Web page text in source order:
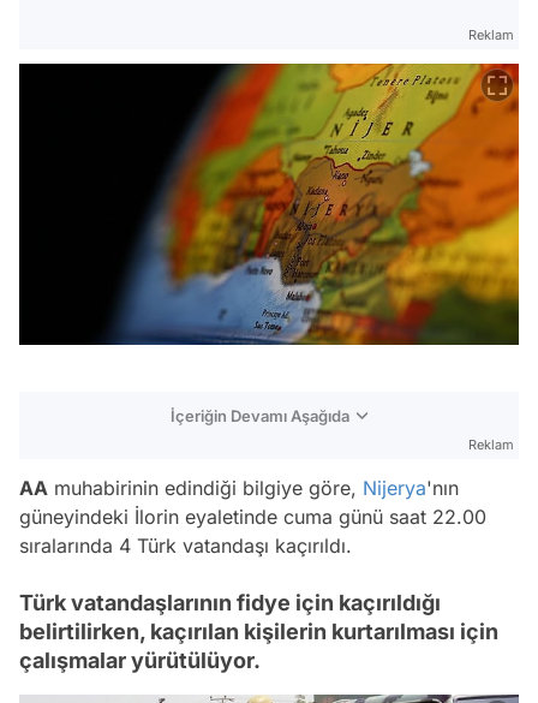
Reklam
İçeriğin Devamı Aşağıda
Reklam
AA muhabirinin edindiği bilgiye göre, Nijerya'nın
güneyindeki İlorin eyaletinde cuma günü saat 22.00
sıralarında 4 Türk vatandaşı kaçırıldı.
Türk vatandaşlarının fidye için kaçırıldığı
belirtilirken, kaçırılan kişilerin kurtarılması için
çalışmalar yürütülüyor.